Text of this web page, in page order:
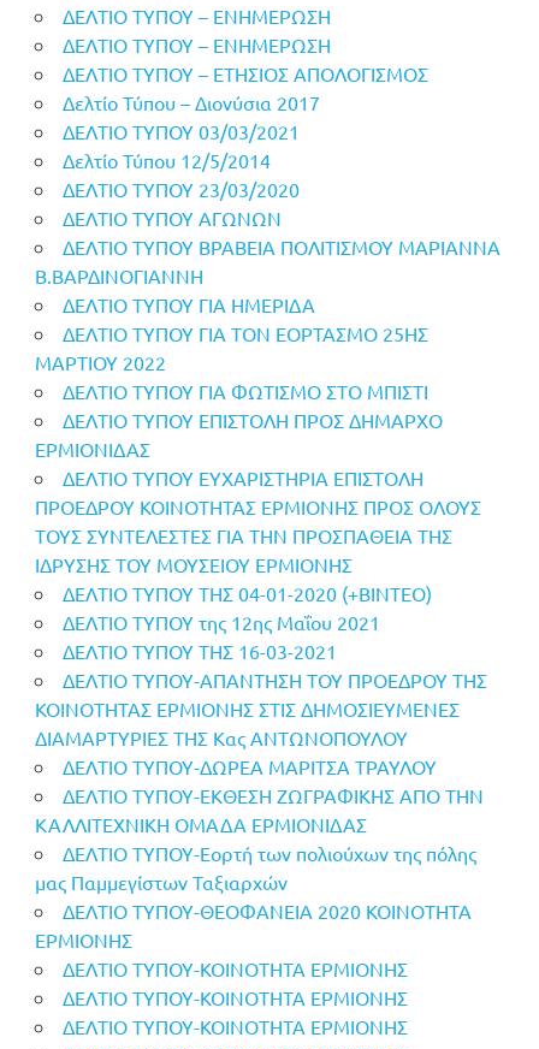
ΔΕΛΤΙΟ ΤΥΠΟΥ – ΕΝΗΜΕΡΩΣΗ
ΔΕΛΤΙΟ ΤΥΠΟΥ – ΕΝΗΜΕΡΩΣΗ
ΔΕΛΤΙΟ ΤΥΠΟΥ – ΕΤΗΣΙΟΣ ΑΠΟΛΟΓΙΣΜΟΣ
Δελτίο Τύπου – Διονύσια 2017
ΔΕΛΤΙΟ ΤΥΠΟΥ 03/03/2021
Δελτίο Τύπου 12/5/2014
ΔΕΛΤΙΟ ΤΥΠΟΥ 23/03/2020
ΔΕΛΤΙΟ ΤΥΠΟΥ ΑΓΩΝΩΝ
ΔΕΛΤΙΟ ΤΥΠΟΥ ΒΡΑΒΕΙΑ ΠΟΛΙΤΙΣΜΟΥ ΜΑΡΙΑΝΝΑ
Β.ΒΑΡΔΙΝΟΓΙΑΝΝΗ
ΔΕΛΤΙΟ ΤΥΠΟΥ ΓΙΑ ΗΜΕΡΙΔΑ
ΔΕΛΤΙΟ ΤΥΠΟΥ ΓΙΑ ΤΟΝ ΕΟΡΤΑΣΜΟ 25ΗΣ
ΜΑΡΤΙΟΥ 2022
ΔΕΛΤΙΟ ΤΥΠΟΥ ΓΙΑ ΦΩΤΙΣΜΟ ΣΤΟ ΜΠΙΣΤΙ
ΔΕΛΤΙΟ ΤΥΠΟΥ ΕΠΙΣΤΟΛΗ ΠΡΟΣ ΔΗΜΑΡΧΟ
ΕΡΜΙΟΝΙΔΑΣ
ΔΕΛΤΙΟ ΤΥΠΟΥ ΕΥΧΑΡΙΣΤΗΡΙΑ ΕΠΙΣΤΟΛΗ
ΠΡΟΕΔΡΟΥ ΚΟΙΝΟΤΗΤΑΣ ΕΡΜΙΟΝΗΣ ΠΡΟΣ ΟΛΟΥΣ
ΤΟΥΣ ΣΥΝΤΕΛΕΣΤΕΣ ΓΙΑ ΤΗΝ ΠΡΟΣΠΑΘΕΙΑ ΤΗΣ
ΙΔΡΥΣΗΣ ΤΟΥ ΜΟΥΣΕΙΟΥ ΕΡΜΙΟΝΗΣ
ΔΕΛΤΙΟ ΤΥΠΟΥ ΤΗΣ 04-01-2020 (+ΒΙΝΤΕΟ)
ΔΕΛΤΙΟ ΤΥΠΟΥ της 12ης Μαΐου 2021
ΔΕΛΤΙΟ ΤΥΠΟΥ ΤΗΣ 16-03-2021
ΔΕΛΤΙΟ ΤΥΠΟΥ-ΑΠΑΝΤΗΣΗ ΤΟΥ ΠΡΟΕΔΡΟΥ ΤΗΣ
ΚΟΙΝΟΤΗΤΑΣ ΕΡΜΙΟΝΗΣ ΣΤΙΣ ΔΗΜΟΣΙΕΥΜΕΝΕΣ
ΔΙΑΜΑΡΤΥΡΙΕΣ ΤΗΣ Κας ΑΝΤΩΝΟΠΟΥΛΟΥ
ΔΕΛΤΙΟ ΤΥΠΟΥ-ΔΩΡΕΑ ΜΑΡΙΤΣΑ ΤΡΑΥΛΟΥ
ΔΕΛΤΙΟ ΤΥΠΟΥ-ΕΚΘΕΣΗ ΖΩΓΡΑΦΙΚΗΣ ΑΠΟ ΤΗΝ
ΚΑΛΛΙΤΕΧΝΙΚΗ ΟΜΑΔΑ ΕΡΜΙΟΝΙΔΑΣ
ΔΕΛΤΙΟ ΤΥΠΟΥ-Εορτή των πολιούχων της πόλης
μας Παμμεγίστων Ταξιαρχών
ΔΕΛΤΙΟ ΤΥΠΟΥ-ΘΕΟΦΑΝΕΙΑ 2020 ΚΟΙΝΟΤΗΤΑ
ΕΡΜΙΟΝΗΣ
ΔΕΛΤΙΟ ΤΥΠΟΥ-ΚΟΙΝΟΤΗΤΑ ΕΡΜΙΟΝΗΣ
ΔΕΛΤΙΟ ΤΥΠΟΥ-ΚΟΙΝΟΤΗΤΑ ΕΡΜΙΟΝΗΣ
ΔΕΛΤΙΟ ΤΥΠΟΥ-ΚΟΙΝΟΤΗΤΑ ΕΡΜΙΟΝΗΣ